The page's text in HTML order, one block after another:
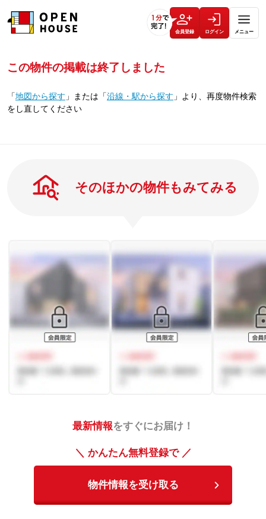
会員登録 ログイン メニュー
この物件の掲載は終了しました
「地図から探す 」 または 「沿線・駅から探す 」 より、再度物件検索
をし直してください
そのほかの物件もみてみる
最新情報をすぐにお届け！
＼ かんたん無料登録で ／
物件情報を受け取る